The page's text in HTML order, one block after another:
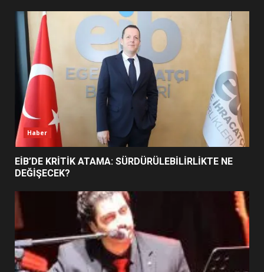
5
UZATILDI: NE DEĞİŞTİ?
6
BURHANİYE SATRANÇ
TURNUVASI KAYITLARI NEYİ
DEĞİŞTİRİYOR?
BURHANİYE BELEDİYESPOR’DA
YENİ YÖNETİM NASIL
Haber
EİB’DE KRİTİK ATAMA: SÜRDÜRÜLEBİLİRLİKTE NE
DEĞİŞECEK?